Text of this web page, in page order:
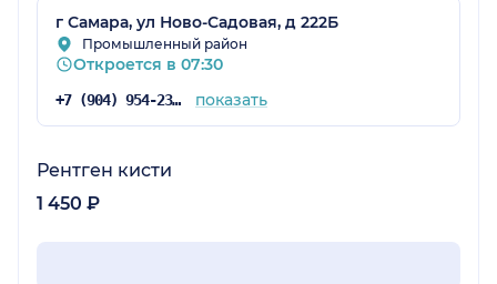
г Самара, ул Ново-Садовая, д 222Б
Промышленный район
Откроется в 07:30
+7 (904) 954-23-83 показать
Рентген кисти
1 450 ₽